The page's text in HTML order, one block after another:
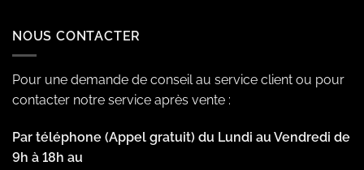
NOUS CONTACTER
Pour une demande de conseil au service client ou pour
contacter notre service après vente :
Par téléphone (Appel gratuit) du Lundi au Vendredi de
9h à 18h au